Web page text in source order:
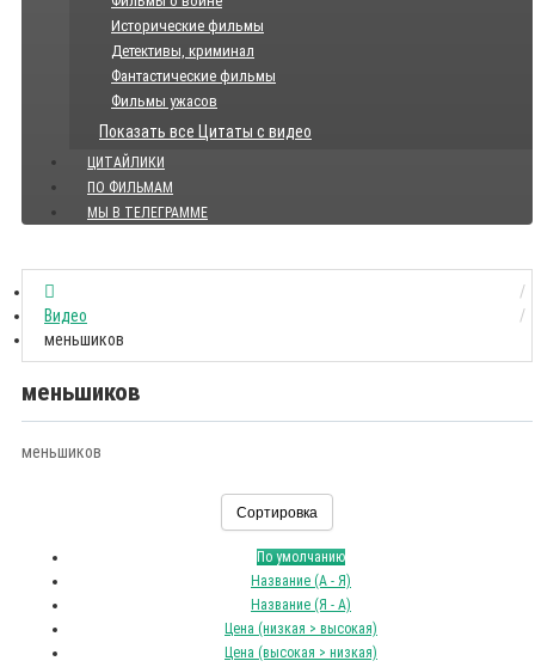
Исторические фильмы
Детективы, криминал
Фантастические фильмы
Фильмы ужасов
Показать все Цитаты с видео
ЦИТАЙЛИКИ
ПО ФИЛЬМАМ
МЫ В ТЕЛЕГРАММЕ
Видео
меньшиков
меньшиков
меньшиков
Сортировка
По умолчанию
Название (А - Я)
Название (Я - А)
Цена (низкая > высокая)
Цена (высокая > низкая)